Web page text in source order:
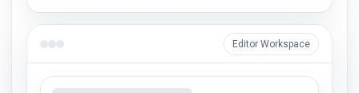
Editor Workspace